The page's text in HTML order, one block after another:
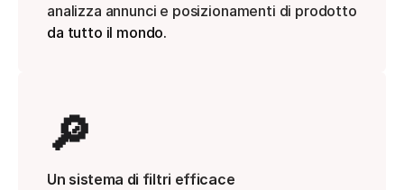
analizza annunci e posizionamenti di prodotto
da tutto il mondo.
🔎
Un sistema di filtri efficace